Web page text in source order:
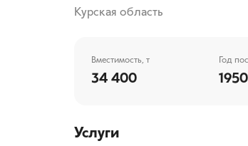
Курская область
Вместимость, т
34 400
Год
1950
Услуги